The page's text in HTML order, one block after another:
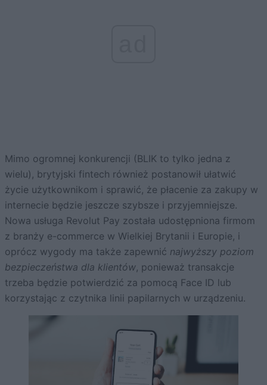
Mimo ogromnej konkurencji (BLIK to tylko jedna z
wielu), brytyjski fintech również postanowił ułatwić
życie użytkownikom i sprawić, że płacenie za zakupy w
internecie będzie jeszcze szybsze i przyjemniejsze.
Nowa usługa Revolut Pay została udostępniona firmom
z branży e-commerce w Wielkiej Brytanii i Europie, i
oprócz wygody ma także zapewnić najwyższy poziom
bezpieczeństwa dla klientów, ponieważ transakcje
trzeba będzie potwierdzić za pomocą Face ID lub
korzystając z czytnika linii papilarnych w urządzeniu.